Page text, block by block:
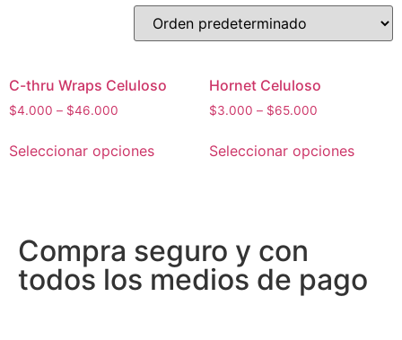
C-thru Wraps Celuloso
$4.000 – $46.000
Seleccionar opciones
Hornet Celuloso
$3.000 – $65.000
Seleccionar opciones
Compra seguro y con
todos los medios de pago